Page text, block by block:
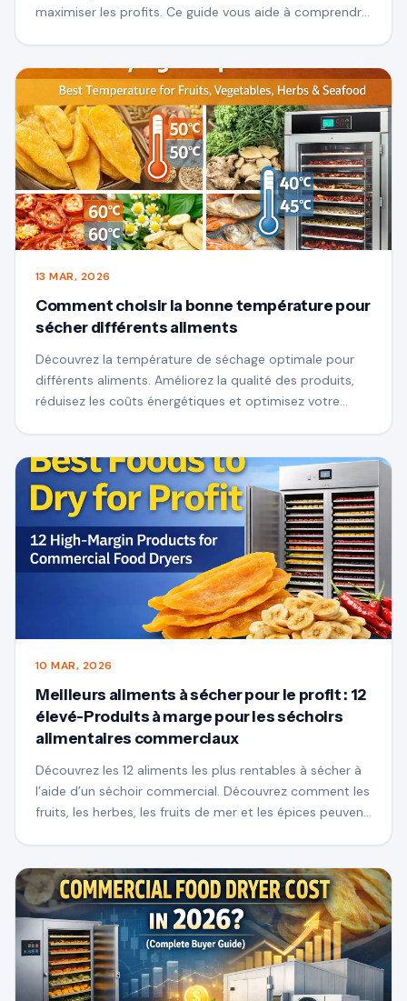
maximiser les profits. Ce guide vous aide à comprendre
que vous puissiez sélectionner la meilleure solution de
séchage pour votre entreprise et obtenir des résultats
constants et élevés.-valoriser les résultats.
13 MAR, 2026
Comment choisir la bonne température pour
sécher différents aliments
Découvrez la température de séchage optimale pour
différents aliments. Améliorez la qualité des produits,
réduisez les coûts énergétiques et optimisez votre
10 MAR, 2026
Meilleurs aliments à sécher pour le profit : 12
élevé-Produits à marge pour les séchoirs
alimentaires commerciaux
Découvrez les 12 aliments les plus rentables à sécher à
l’aide d’un séchoir commercial. Découvrez comment les
fruits, les herbes, les fruits de mer et les épices peuvent